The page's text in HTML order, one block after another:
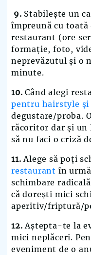
9. Stabilește un
împreună cu
restaurant (ore
formație, foto,
neprevăzutul și o
minute.
10. Când alegi
pentru hairstyle și
degustare/proba.
răcoritor dar și un
să nu faci o criză
11. Alege să poți
restaurant în
schimbare
că dorești mici
aperitiv/friptură/
12. Aștepta-te la
mici neplăceri.
eveniment de o